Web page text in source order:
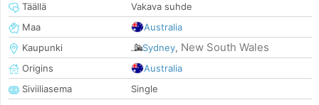
Täällä
Vakava suhde
Maa
Australia
Kaupunki
Sydney, New South Wales
Origins
Australia
Siviiliasema
Single